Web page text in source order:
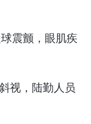
震颤，眼肌疾
视，陆勤人员